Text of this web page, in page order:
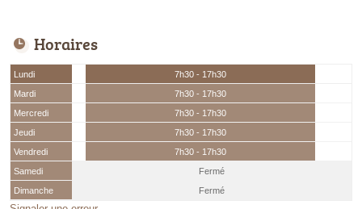
Horaires
Lundi
7h30 - 17h30
Mardi
7h30 - 17h30
Mercredi
7h30 - 17h30
Jeudi
7h30 - 17h30
Vendredi
7h30 - 17h30
Samedi
Fermé
Dimanche
Fermé